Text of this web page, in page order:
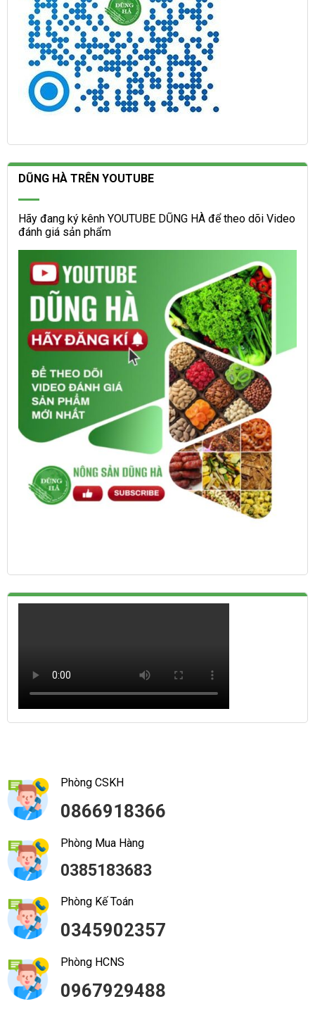
DŨNG HÀ TRÊN YOUTUBE
Hãy đang ký kênh YOUTUBE DŨNG HÀ để theo dõi Video
đánh giá sản phẩm
Phòng CSKH
0866918366
Phòng Mua Hàng
0385183683
Phòng Kế Toán
0345902357
Phòng HCNS
0967929488